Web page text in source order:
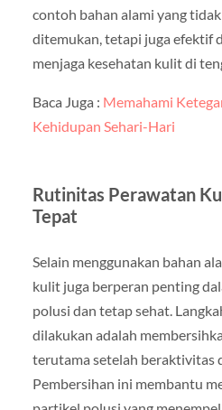
contoh bahan alami yang
ditemukan, tetapi juga efektif
menjaga kesehatan kulit di
Baca Juga : Memahami
Kehidupan Sehari-Hari
Rutinitas Perawatan
Tepat
Selain menggunakan bahan
kulit juga berperan penting
polusi dan tetap sehat.
dilakukan adalah
terutama setelah beraktivitas
Pembersihan ini membantu